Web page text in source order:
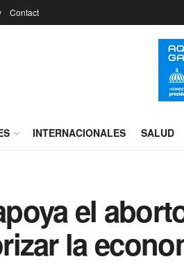
Contact
INTERNACIONALES SALUD
el
la